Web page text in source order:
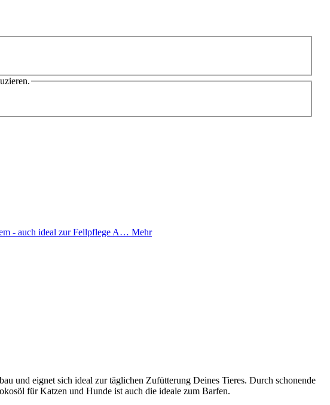
- auch ideal zur Fellpflege A… Mehr
und eignet sich ideal zur täglichen Zufütterung Deines Tieres. Durch schonende
für Katzen und Hunde ist auch die ideale zum Barfen.